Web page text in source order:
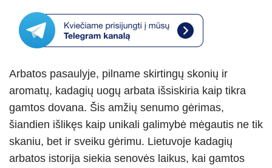
at
s
p
p
er e
gr
m
ss
e
g
er
c
e
o
o
k
ar
e
Arbatos pasaulyje, pilname skirtingų skonių ir
aromatų, kadagių uogų arbata išsiskiria kaip tikra
gamtos dovana. Šis amžių senumo gėrimas,
šiandien išlikęs kaip unikali galimybė mėgautis ne tik
skaniu, bet ir sveiku gėrimu. Lietuvoje kadagių
arbatos istorija siekia senovės laikus, kai gamtos